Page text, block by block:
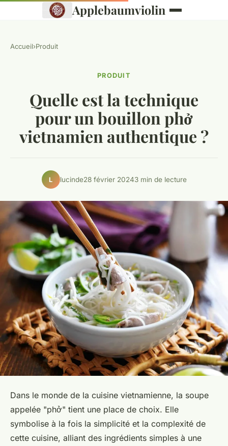
Applebaumviolin
Accueil›Produit
PRODUIT
Quelle est la technique
pour un bouillon phở
vietnamien authentique ?
L lucinde28 février 20243 min de lecture
Dans le monde de la cuisine vietnamienne, la soupe
appelée "phở" tient une place de choix. Elle
symbolise à la fois la simplicité et la complexité de
cette cuisine, alliant des ingrédients simples à une